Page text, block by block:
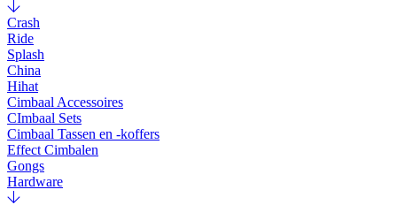
Crash
Ride
Splash
China
Hihat
Cimbaal Accessoires
CImbaal Sets
Cimbaal Tassen en -koffers
Effect Cimbalen
Gongs
Hardware